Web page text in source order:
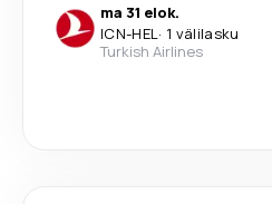
ma 31 elok.
ICN-HEL· 1 välilasku
Turkish Airlines